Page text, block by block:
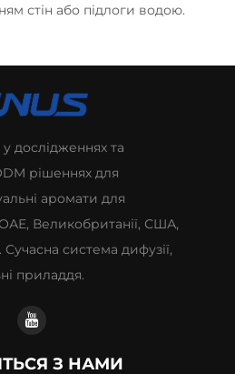
стін або підлоги водою.
дослідженнях та
рішеннях для
аромати для
Великобританії, США,
Сучасна система дифузії,
приладдя.
З НАМИ